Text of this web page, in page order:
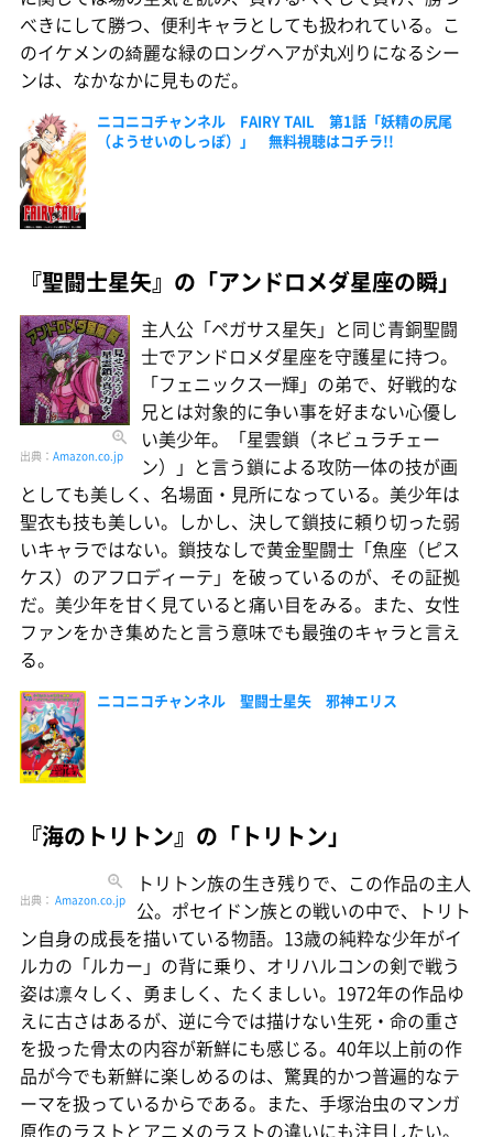
べきにして勝つ、便利キャラとしても扱われている。こ
のイケメンの綺麗な緑のロングヘアが丸刈りになるシー
ンは、なかなかに見ものだ。
ニコニコチャンネル FAIRY TAIL 第1話「妖精の尻尾
（ようせいのしっぽ）」 無料視聴はコチラ!!
『聖闘士星矢』の「アンドロメダ星座の瞬」
出典： Amazon.co.jp
主人公「ペガサス星矢」と同じ青銅聖闘
士でアンドロメダ星座を守護星に持つ。
「フェニックス一輝」の弟で、好戦的な
兄とは対象的に争い事を好まない心優し
い美少年。「星雲鎖（ネビュラチェー
ン）」と言う鎖による攻防一体の技が画
としても美しく、名場面・見所になっている。美少年は
聖衣も技も美しい。しかし、決して鎖技に頼り切った弱
いキャラではない。鎖技なしで黄金聖闘士「魚座（ピス
ケス）のアフロディーテ」を破っているのが、その証拠
だ。美少年を甘く見ていると痛い目をみる。また、女性
ファンをかき集めたと言う意味でも最強のキャラと言え
る。
ニコニコチャンネル 聖闘士星矢 邪神エリス
『海のトリトン』の「トリトン」
出典： Amazon.co.jp
トリトン族の生き残りで、この作品の主人
公。ポセイドン族との戦いの中で、トリト
ン自身の成長を描いている物語。13歳の純粋な少年がイ
ルカの「ルカー」の背に乗り、オリハルコンの剣で戦う
姿は凛々しく、勇ましく、たくましい。1972年の作品ゆ
えに古さはあるが、逆に今では描けない生死・命の重さ
を扱った骨太の内容が新鮮にも感じる。40年以上前の作
品が今でも新鮮に楽しめるのは、驚異的かつ普遍的なテ
ーマを扱っているからである。また、手塚治虫のマンガ
原作のラストとアニメのラストの違いにも注目したい。